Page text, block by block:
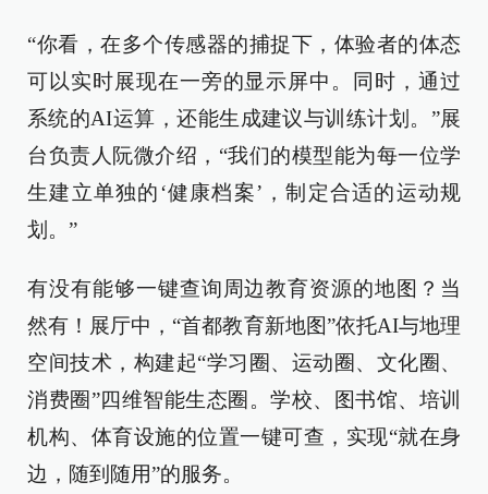
“你看，在多个传感器的捕捉下，体验者的体态
可以实时展现在一旁的显示屏中。同时，通过
系统的AI运算，还能生成建议与训练计划。”展
台负责人阮微介绍，“我们的模型能为每一位学
生建立单独的‘健康档案’，制定合适的运动规
划。”
有没有能够一键查询周边教育资源的地图？当
然有！展厅中，“首都教育新地图”依托AI与地理
空间技术，构建起“学习圈、运动圈、文化圈、
消费圈”四维智能生态圈。学校、图书馆、培训
机构、体育设施的位置一键可查，实现“就在身
边，随到随用”的服务。